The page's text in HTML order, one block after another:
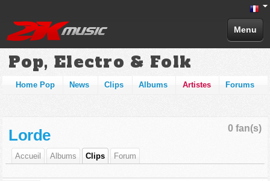
Menu
Pop, Electro & Folk
Home Pop News Clips Albums Artistes Forums
0 fan(s)
Lorde
Accueil Albums Clips Forum